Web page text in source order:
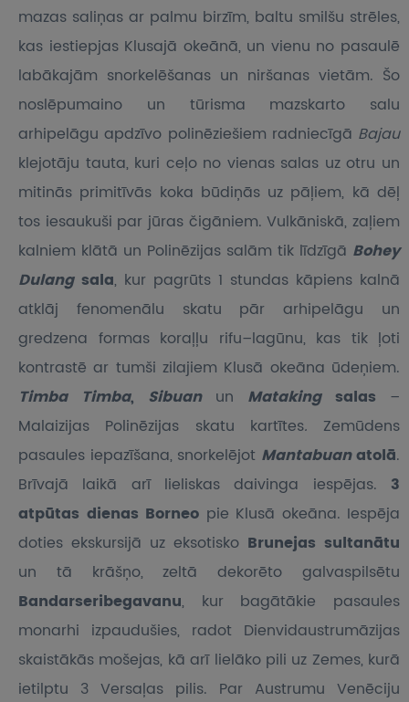
mazas saliņas ar palmu birzīm, baltu smilšu strēles,
kas iestiepjas Klusajā okeānā, un vienu no pasaulē
labākajām snorkelēšanas un niršanas vietām. Šo
noslēpumaino un tūrisma mazskarto salu
arhipelāgu apdzīvo polinēziešiem radniecīgā Bajau
klejotāju tauta, kuri ceļo no vienas salas uz otru un
mitinās primitīvās koka būdiņās uz pāļiem, kā dēļ
tos iesaukuši par jūras čigāniem. Vulkāniskā, zaļiem
kalniem klātā un Polinēzijas salām tik līdzīgā Bohey
Dulang sala, kur pagrūts 1 stundas kāpiens kalnā
atklāj fenomenālu skatu pār arhipelāgu un
gredzena formas koraļļu rifu–lagūnu, kas tik ļoti
kontrastē ar tumši zilajiem Klusā okeāna ūdeņiem.
Timba Timba, Sibuanun Matakingsalas –
Malaizijas Polinēzijas skatu kartītes. Zemūdens
pasaules iepazīšana, snorkelējot Mantabuanatolā.
Brīvajā laikā arī lieliskas daivinga iespējas. 3
atpūtas dienas Borneo pie Klusā okeāna. Iespēja
doties ekskursijā uz eksotisko Brunejas sultanātu
un tā krāšņo, zeltā dekorēto galvaspilsētu
Bandarseribegavanu, kur bagātākie pasaules
monarhi izpaudušies, radot Dienvidaustrumāzijas
skaistākās mošejas, kā arī lielāko pili uz Zemes, kurā
ietilptu 3 Versaļas pilis. Par Austrumu Venēciju